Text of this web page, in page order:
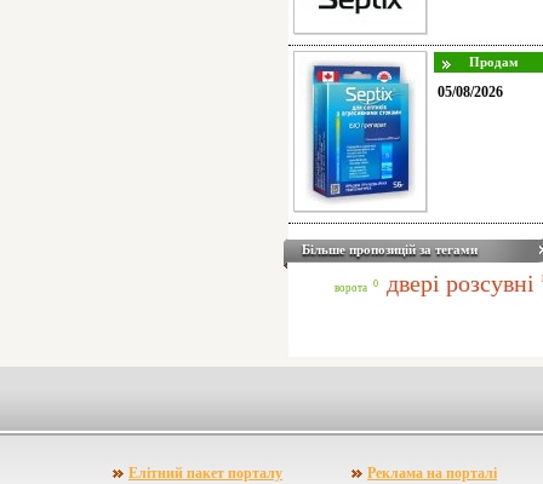
05/08/2026
Більше пропозицій за тегами
ворота 0 двері розсувні
Елітний пакет порталу Реклама на порталі